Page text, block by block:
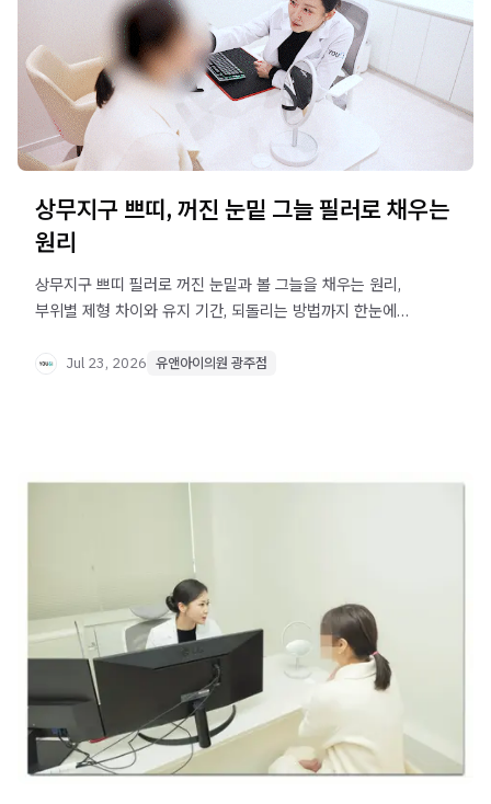
상무지구 쁘띠, 꺼진 눈밑 그늘 필러로 채우는
원리
상무지구 쁘띠 필러로 꺼진 눈밑과 볼 그늘을 채우는 원리,
부위별 제형 차이와 유지 기간, 되돌리는 방법까지 한눈에
Jul 23, 2026 유앤아이의원 광주점